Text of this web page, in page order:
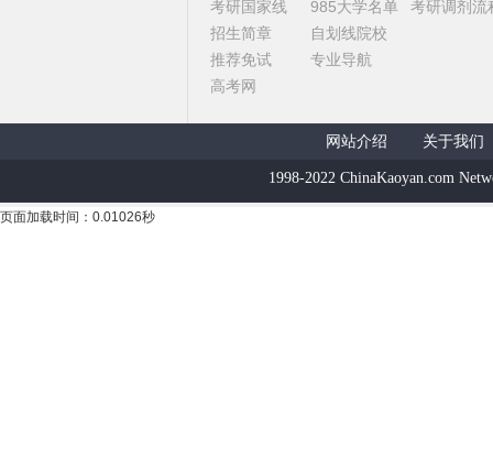
考研国家线
招生简章
推荐免试
高考网
985大学名单
自划线院校
专业导航
考研调剂流
网站介绍 关于我们
1998-2022 ChinaKaoyan.com
页面加载时间：0.01026秒